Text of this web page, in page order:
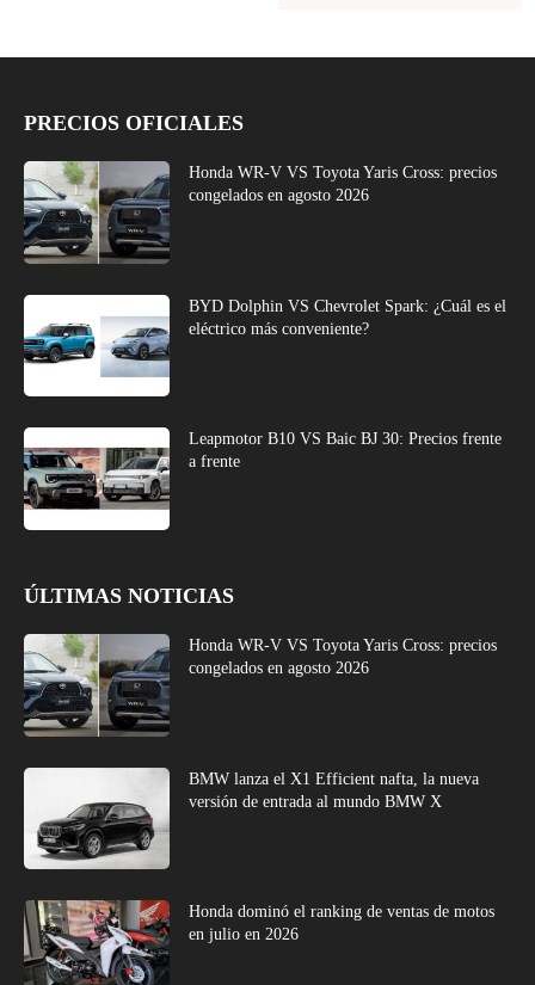
PRECIOS OFICIALES
Honda WR-V VS Toyota Yaris Cross: precios
congelados en agosto 2026
BYD Dolphin VS Chevrolet Spark: ¿Cuál es el
eléctrico más conveniente?
Leapmotor B10 VS Baic BJ 30: Precios frente
a frente
ÚLTIMAS NOTICIAS
Honda WR-V VS Toyota Yaris Cross: precios
congelados en agosto 2026
BMW lanza el X1 Efficient nafta, la nueva
versión de entrada al mundo BMW X
Honda dominó el ranking de ventas de motos
en julio en 2026